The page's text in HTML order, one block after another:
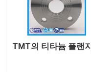
TMT의 티타늄 플랜지